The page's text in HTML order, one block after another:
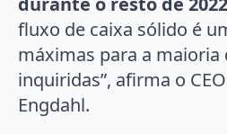
fluxo de caixa sólido é
máximas para a maioria
inquiridas”, afirma o
Engdahl.